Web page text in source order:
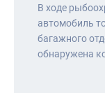
В ходе
автомобиль
багажного
обнаружена